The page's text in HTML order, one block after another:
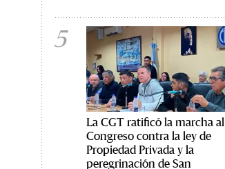
5
La CGT ratificó la marcha al
Congreso contra la ley de
Propiedad Privada y la
peregrinación de San